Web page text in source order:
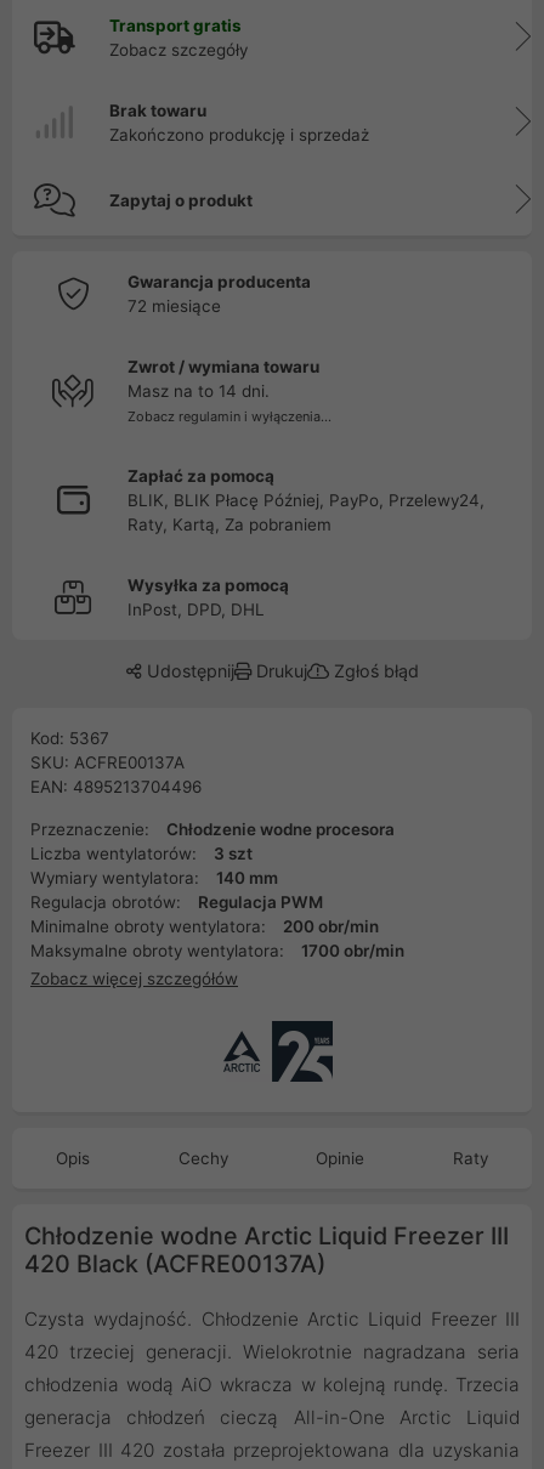
Transport gratis
Zobacz szczegóły
Brak towaru
Zakończono produkcję i sprzedaż
Zapytaj o produkt
Gwarancja producenta
72 miesiące
Zwrot / wymiana towaru
Masz na to 14 dni.
Zobacz regulamin i wyłączenia...
Zapłać za pomocą
BLIK, BLIK Płacę Później, PayPo, Przelewy24,
Raty, Kartą, Za pobraniem
Wysyłka za pomocą
InPost, DPD, DHL
Udostępnij Drukuj Zgłoś błąd
Kod: 5367
SKU: ACFRE00137A
EAN: 4895213704496
Przeznaczenie:
Chłodzenie wodne procesora
Liczba wentylatorów:
3 szt
Wymiary wentylatora:
140 mm
Regulacja obrotów:
Regulacja PWM
Minimalne obroty wentylatora:
200 obr/min
Maksymalne obroty wentylatora:
1700 obr/min
Zobacz więcej szczegółów
Opis Cechy Opinie Raty
Chłodzenie wodne Arctic Liquid Freezer III
420 Black (ACFRE00137A)
Czysta wydajność. Chłodzenie Arctic Liquid Freezer III
420 trzeciej generacji. Wielokrotnie nagradzana seria
chłodzenia wodą AiO wkracza w kolejną rundę. Trzecia
generacja chłodzeń cieczą All-in-One Arctic Liquid
Freezer III 420 została przeprojektowana dla uzyskania